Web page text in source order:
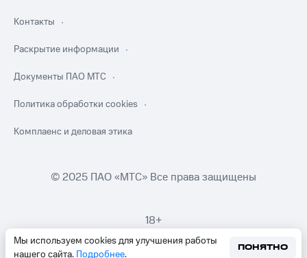
Мы используем cookies для улучшения работы
нашего сайта. Подробнее.
ПОНЯТНО
Контакты
Раскрытие информации
Документы ПАО МТС
Политика обработки cookies
Комплаенс и деловая этика
© 2025 ПАО «МТС» Все права защищены
18+